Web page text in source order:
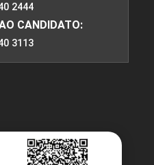
2444
CANDIDATO:
3113